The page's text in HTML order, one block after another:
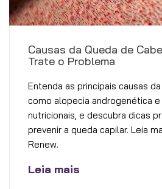
Causas da Queda de
Trate o Problema
Entenda as principais causas
como alopecia androgenética
nutricionais, e descubra dicas
prevenir a queda capilar. Leia
Renew.
Leia mais